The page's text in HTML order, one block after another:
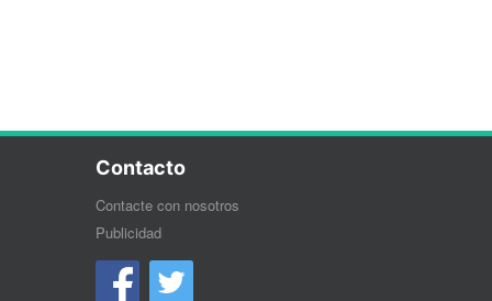
Contacto
Contacte con nosotros
Publicidad